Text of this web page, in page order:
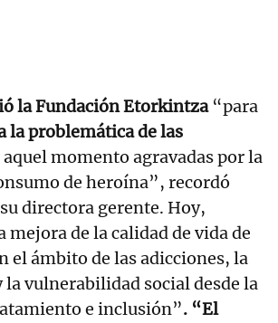
la Fundación Etorkintza“para
la problemática de las
aquel momento agravadas por la
de heroína”, recordó
directora gerente. Hoy,
mejora de la calidad de vida de
el ámbito de las adicciones, la
la vulnerabilidad social desde la
e inclusión”. “El